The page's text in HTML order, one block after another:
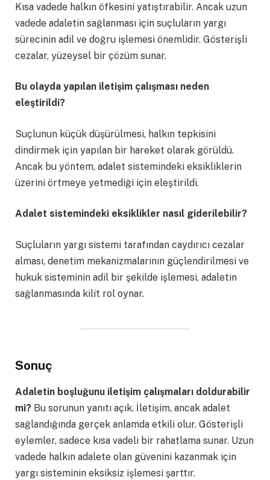
Kısa vadede halkın öfkesini yatıştırabilir. Ancak uzun
vadede adaletin sağlanması için suçluların yargı
sürecinin adil ve doğru işlemesi önemlidir. Gösterişli
cezalar, yüzeysel bir çözüm sunar.
Bu olayda yapılan iletişim çalışması neden
eleştirildi?
Suçlunun küçük düşürülmesi, halkın tepkisini
dindirmek için yapılan bir hareket olarak görüldü.
Ancak bu yöntem, adalet sistemindeki eksikliklerin
üzerini örtmeye yetmediği için eleştirildi.
Adalet sistemindeki eksiklikler nasıl giderilebilir?
Suçluların yargı sistemi tarafından caydırıcı cezalar
alması, denetim mekanizmalarının güçlendirilmesi ve
hukuk sisteminin adil bir şekilde işlemesi, adaletin
sağlanmasında kilit rol oynar.
Sonuç
Adaletin boşluğunu iletişim çalışmaları doldurabilir
mi? Bu sorunun yanıtı açık. İletişim, ancak adalet
sağlandığında gerçek anlamda etkili olur. Gösterişli
eylemler, sadece kısa vadeli bir rahatlama sunar. Uzun
vadede halkın adalete olan güvenini kazanmak için
yargı sisteminin eksiksiz işlemesi şarttır.